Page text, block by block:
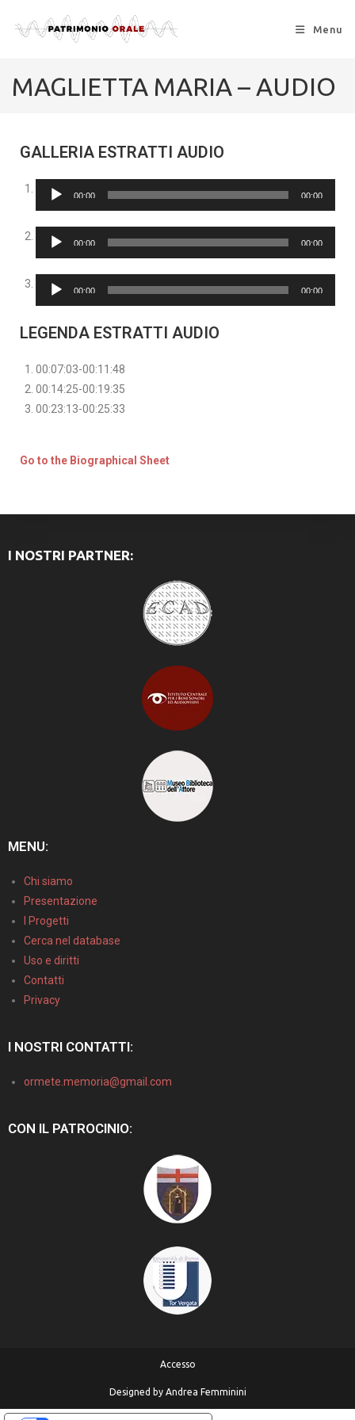
Menu
MAGLIETTA MARIA – AUDIO
GALLERIA ESTRATTI AUDIO
Audio
00:00 00:00
Audio
00:00 00:00
Audio
00:00 00:00
LEGENDA ESTRATTI AUDIO
00:07:03-00:11:48
00:14:25-00:19:35
00:23:13-00:25:33
Go to the Biographical Sheet
I NOSTRI PARTNER:
MENU:
Chi siamo
Presentazione
I Progetti
Cerca nel database
Uso e diritti
Contatti
Privacy
I NOSTRI CONTATTI:
ormete.memoria@gmail.com
CON IL PATROCINIO:
Accesso
Designed by Andrea Femminini